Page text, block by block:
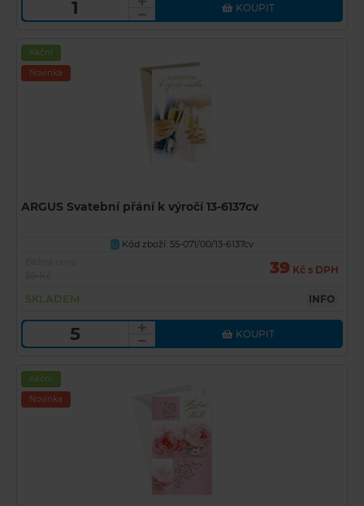
KOUPIT
Akční
Novinka
ARGUS Svatební přání k výročí 13-6137cv
U
Kód zboží: 55-071/00/13-6137cv
39 Kč s DPH
SKLADEM INFO
KOUPIT
Akční
Novinka